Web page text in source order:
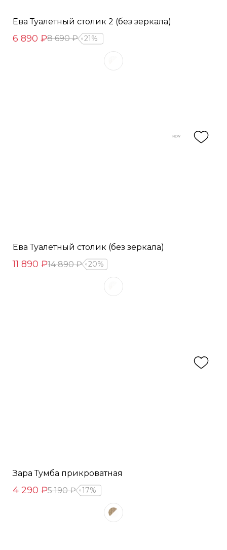
Ева Туалетный столик 2 (без зеркала)
6 890 ₽8 690 ₽ 21%
Ева Туалетный столик (без зеркала)
11 890 ₽14 890 ₽ 20%
Зара Тумба прикроватная
4 290 ₽5 190 ₽ 17%